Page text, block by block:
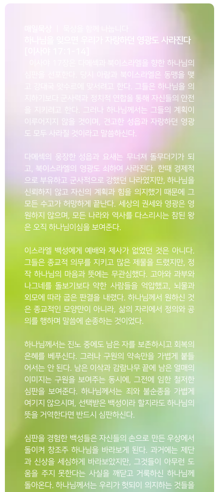
하나님을 잊으면 우리가 자랑하던 영광도 사라진다
이사야 17장은 다메섹과 북이스라엘을 향한 하나님의
심판을 선포한다. 당시 아람과 북이스라엘은 동맹을 맺
고 강대국 앗수르에 맞서려고 한다. 그들은 하나님을 의
지하기보다 군사력과 정치적 연합을 통해 자신들의 안전
을 지키려고 한다. 그러나 하나님께서는 그들의 계획이
이루어지지 않을 것이며, 견고한 성읍과 자랑하던 영광
도 모두 사라질 것이라고 말씀하신다.
다메섹의 웅장한 성읍과 요새는 무너져 돌무더기가 되
고, 북이스라엘의 영광도 쇠하여 사라진다. 한때 경제적
으로 부유하고 군사적으로 강했던 나라였지만, 하나님을
신뢰하지 않고 자신의 계획과 힘을 의지했기 때문에 그
모든 수고가 허망하게 끝난다. 세상의 권세와 영광은 영
원하지 않으며, 모든 나라와 역사를 다스리시는 참된 왕
은 오직 하나님이심을 보여준다.
이스라엘 백성에게 예배와 제사가 없었던 것은 아니다.
그들은 종교적 의무를 지키고 많은 제물을 드렸지만, 정
작 하나님의 마음과 뜻에는 무관심했다. 고아와 과부와
나그네를 돌보기보다 약한 사람들을 억압했고, 뇌물과
외모에 따라 굽은 판결을 내렸다. 하나님께서 원하신 것
은 종교적인 모양만이 아니라, 삶의 자리에서 정의와 공
의를 행하며 말씀에 순종하는 것이었다.
하나님께서는 진노 중에도 남은 자를 보존하시고 회복의
은혜를 베푸신다. 그러나 구원의 약속만을 가볍게 붙들
어서는 안 된다. 남은 이삭과 감람나무 끝에 남은 열매의
이미지는 구원을 보여주는 동시에, 그전에 임한 철저한
심판을 보여준다. 하나님께서는 죄와 불순종을 가볍게
여기지 않으시며, 선택받은 백성이라 할지라도 하나님의
뜻을 거역한다면 반드시 심판하신다.
심판을 경험한 백성들은 자신들의 손으로 만든 우상에서
돌이켜 창조주 하나님을 바라보게 된다. 과거에는 제단
과 신상을 세심하게 바라보았지만, 그것들이 아무런 도
움을 주지 못한다는 사실을 깨닫고 거룩하신 하나님께
돌아온다. 하나님께서는 우리가 헛되이 의지하는 것들을